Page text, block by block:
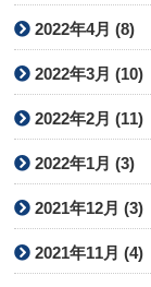
2022年4月 (8)
2022年3月 (10)
2022年2月 (11)
2022年1月 (3)
2021年12月 (3)
2021年11月 (4)